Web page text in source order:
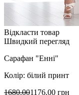
Відкласти товар
Швидкий перегляд
Сарафан "Енні"
Колір: білий принт
1680.001176.00 грн